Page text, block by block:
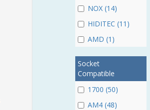
NOX (14)
HIDITEC (11)
AMD (1)
Socket
Compatible
1700 (50)
AM4 (48)